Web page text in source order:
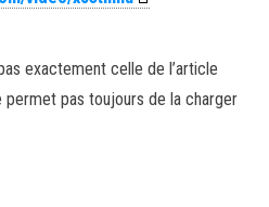
exactement celle de l’article
pas toujours de la charger